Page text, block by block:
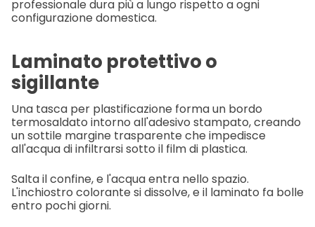
professionale dura più a lungo rispetto a ogni
configurazione domestica.
Laminato protettivo o
sigillante
Una tasca per plastificazione forma un bordo
termosaldato intorno all'adesivo stampato, creando
un sottile margine trasparente che impedisce
all'acqua di infiltrarsi sotto il film di plastica.
Salta il confine, e l'acqua entra nello spazio.
L'inchiostro colorante si dissolve, e il laminato fa bolle
entro pochi giorni.